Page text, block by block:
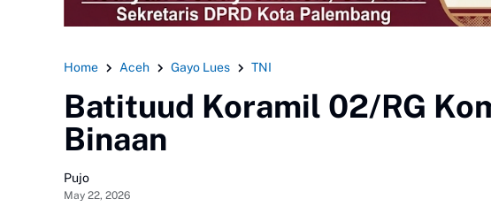
Home Aceh Gayo Lues TNI
Batituud Koramil 02/RG
Binaan
Pujo
May 22, 2026